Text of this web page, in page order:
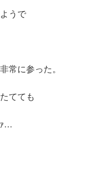
うで
常に参った。
てても
…